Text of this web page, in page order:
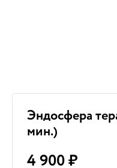
Эндосфера
мин.)
4 900 ₽